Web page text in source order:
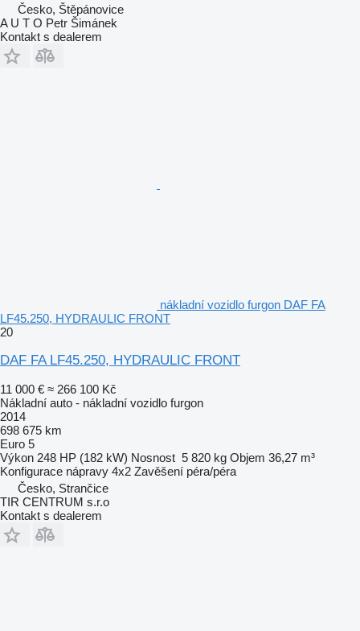
Česko, Štěpánovice
A U T O Petr Šimánek
Kontakt s dealerem
nákladní vozidlo furgon DAF FA
LF45.250, HYDRAULIC FRONT
20
DAF FA LF45.250, HYDRAULIC FRONT
11 000 € ≈ 266 100 Kč
Nákladní auto - nákladní vozidlo furgon
2014
698 675 km
Euro 5
Výkon 248 HP (182 kW) Nosnost 5 820 kg Objem 36,27 m³
Konfigurace nápravy 4x2 Zavěšení péra/péra
Česko, Strančice
TIR CENTRUM s.r.o
Kontakt s dealerem